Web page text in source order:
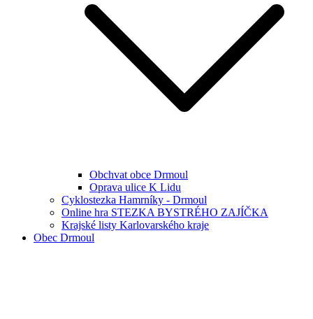
Obchvat obce Drmoul
Oprava ulice K Lidu
Cyklostezka Hamrníky - Drmoul
Online hra STEZKA BYSTRÉHO ZAJÍČKA
Krajské listy Karlovarského kraje
Obec Drmoul